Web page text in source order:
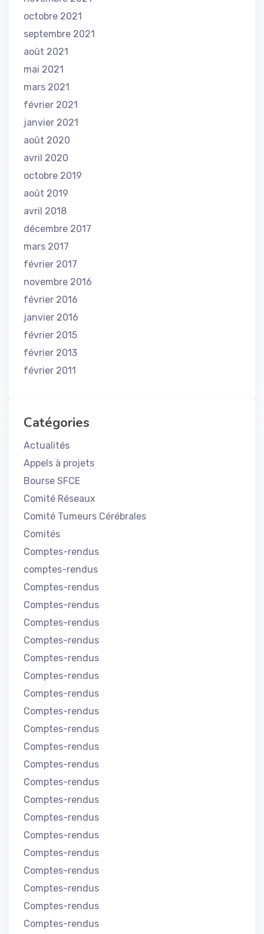
octobre 2021
septembre 2021
août 2021
mai 2021
mars 2021
février 2021
janvier 2021
août 2020
avril 2020
octobre 2019
août 2019
avril 2018
décembre 2017
mars 2017
février 2017
novembre 2016
février 2016
janvier 2016
février 2015
février 2013
février 2011
Catégories
Actualités
Appels à projets
Bourse SFCE
Comité Réseaux
Comité Tumeurs Cérébrales
Comités
Comptes-rendus
comptes-rendus
Comptes-rendus
Comptes-rendus
Comptes-rendus
Comptes-rendus
Comptes-rendus
Comptes-rendus
Comptes-rendus
Comptes-rendus
Comptes-rendus
Comptes-rendus
Comptes-rendus
Comptes-rendus
Comptes-rendus
Comptes-rendus
Comptes-rendus
Comptes-rendus
Comptes-rendus
Comptes-rendus
Comptes-rendus
Comptes-rendus